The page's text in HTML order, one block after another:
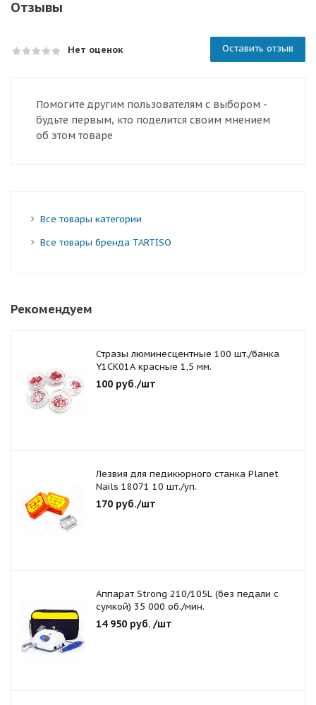
Отзывы
Нет оценок Оставить отзыв
Помогите другим пользователям с выбором -
будьте первым, кто поделится своим мнением
об этом товаре
Все товары категории
Все товары бренда TARTISO
Рекомендуем
Стразы люминесцентные 100 шт./банка
Y1CK01A красные 1,5 мм.
100 руб./шт
Лезвия для педикюрного станка Planet
Nails 18071 10 шт./уп.
170 руб./шт
Аппарат Strong 210/105L (без педали с
сумкой) 35 000 об./мин.
14 950 руб. /шт